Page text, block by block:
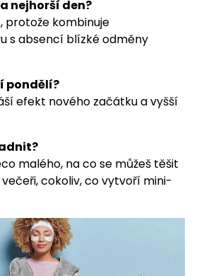
nejhorší den?
protože kombinuje
s absencí blízké odměny
pondělí?
efekt nového začátku a vyšší
malého, na co se můžeš těšit
cokoliv, co vytvoří mini-